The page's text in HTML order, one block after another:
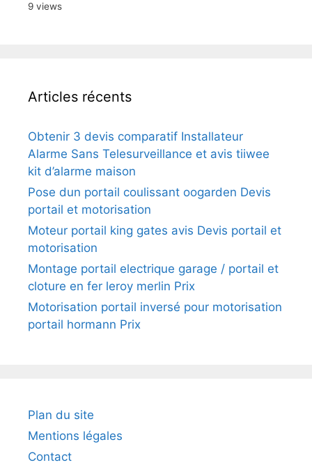
9 views
Articles récents
Obtenir 3 devis comparatif Installateur
Alarme Sans Telesurveillance et avis tiiwee
kit d’alarme maison
Pose dun portail coulissant oogarden Devis
portail et motorisation
Moteur portail king gates avis Devis portail et
motorisation
Montage portail electrique garage / portail et
cloture en fer leroy merlin Prix
Motorisation portail inversé pour motorisation
portail hormann Prix
Plan du site
Mentions légales
Contact